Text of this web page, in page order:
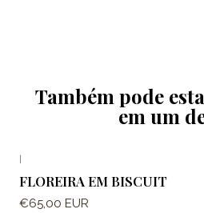
Também pode
em um
|
FLOREIRA EM BISCUIT
€65,00 EUR